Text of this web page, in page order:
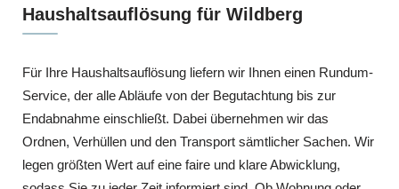
Haushaltsauflösung für Wildberg
Für Ihre Haushaltsauflösung liefern wir Ihnen einen Rundum-
Service, der alle Abläufe von der Begutachtung bis zur
Endabnahme einschließt. Dabei übernehmen wir das
Ordnen, Verhüllen und den Transport sämtlicher Sachen. Wir
legen größten Wert auf eine faire und klare Abwicklung,